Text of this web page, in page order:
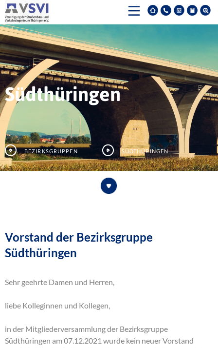
Südthüringen
Bezirksgruppen Südthüringen
Vorstand der Bezirksgruppe
Südthüringen
Sehr geehrte Damen und Herren,
liebe Kolleginnen und Kollegen,
in der Mitgliederversammlung der Bezirksgruppe
Südthüringen am 07.12.2021 wurde kein neuer Vorstand